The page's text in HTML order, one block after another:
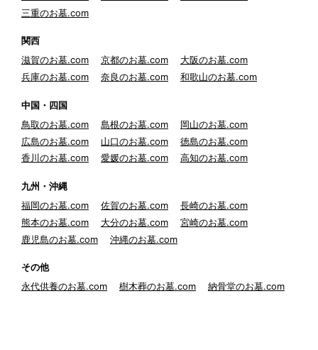
三重のお墓.com
関西
滋賀のお墓.com
京都のお墓.com
大阪のお墓.com
兵庫のお墓.com
奈良のお墓.com 和歌山のお墓.com
中国・四国
鳥取のお墓.com
島根のお墓.com
岡山のお墓.com
広島のお墓.com
山口のお墓.com
徳島のお墓.com
香川のお墓.com
愛媛のお墓.com 高知のお墓.com
九州・沖縄
福岡のお墓.com
佐賀のお墓.com
長崎のお墓.com
熊本のお墓.com
大分のお墓.com
宮崎のお墓.com
鹿児島のお墓.com
沖縄のお墓.com
その他
永代供養のお墓.com
樹木葬のお墓.com 納骨堂のお墓.com